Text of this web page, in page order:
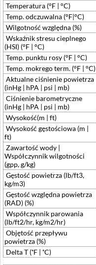
Temperatura (°F | °C)
Temp. odczuwalna (°F|°C)
Wilgotność względna (%)
Wskaźnik stresu cieplnego
(HSI) (°F | °C)
Temp. punktu rosy (°F | °C)
Temp. mokrego term. (°F | °C)
Aktualne ciśnienie powietrza
(inHg | hPA | psi | mb)
Ciśnienie barometryczne
(inHg | hPA | psi | mb)
Wysokość(m | ft)
Wysokość gęstościowa (m |
ft)
Zawartość wody |
Współczynnik wilgotności
(gpp, g/kg)
Gęstość powietrza (lb/ft3,
kg/m3)
Gęstość względna powietrza
(RAD) (%)
Współczynnik parowania
(lb/ft2/hr, kg/m2/hr)
Objętość przepływu
powietrza (%)
Delta T (˚F | ˚C)